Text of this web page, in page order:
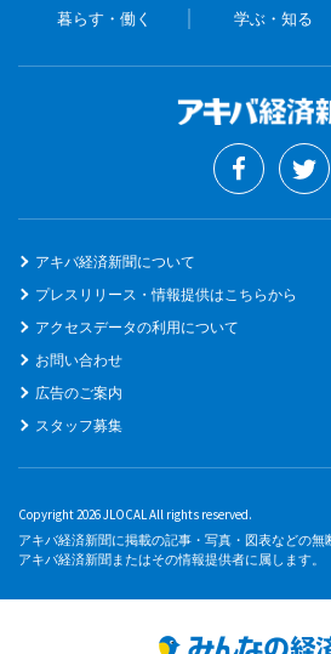
暮らす・働く 学ぶ・知る
アキバ経済新聞について
プレスリリース・情報提供はこちらから
アクセスデータの利用について
お問い合わせ
広告のご案内
スタッフ募集
Copyright 2026 JLOCAL All rights reserved.
アキバ経済新聞に掲載の記事・写真・図表などの無
アキバ経済新聞またはその情報提供者に属します。